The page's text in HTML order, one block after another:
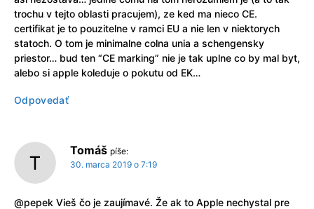
trochu v tejto oblasti pracujem), ze ked ma nieco CE.
certifikat je to pouzitelne v ramci EU a nie len v niektorych
statoch. O tom je minimalne colna unia a schengensky
priestor… bud ten “CE marking” nie je tak uplne co by mal byt,
alebo si apple koleduje o pokutu od EK…
Odpovedať
Tomáš píše:
30. marca 2019 o 7:19
@pepek Vieš čo je zaujímavé. Že ak to Apple nechystal pre